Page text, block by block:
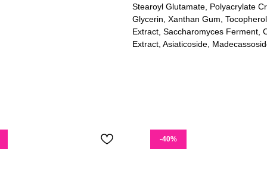
Stearoyl Glutamate, Polyacrylate
Glycerin, Xanthan Gum,
Extract, Saccharomyces Ferment,
Extract, Asiaticoside,
-40%